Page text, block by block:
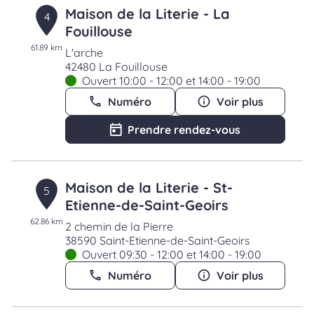
4
61.89 km
Maison de la Literie - La
Fouillouse
L'arche
42480 La Fouillouse
Ouvert 10:00 - 12:00 et 14:00 - 19:00
Numéro
Voir plus
Prendre rendez-vous
5
62.86 km
Maison de la Literie - St-
Etienne-de-Saint-Geoirs
2 chemin de la Pierre
38590 Saint-Etienne-de-Saint-Geoirs
Ouvert 09:30 - 12:00 et 14:00 - 19:00
Numéro
Voir plus